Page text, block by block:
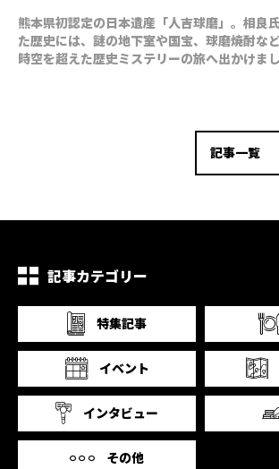
熊本県初認定の日本遺産「人吉球磨」。相良
た歴史には、謎の地下室や国宝、球磨焼酎な
時空を超えた歴史ミステリーの旅へ出かけまし
記事一覧
記事カテゴリー
特集記事
イベント
インタビュー
その他